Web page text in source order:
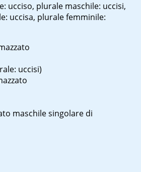
ucciso, plurale maschile: uccisi,
uccisa, plurale femminile:
uccisi)
maschile singolare di